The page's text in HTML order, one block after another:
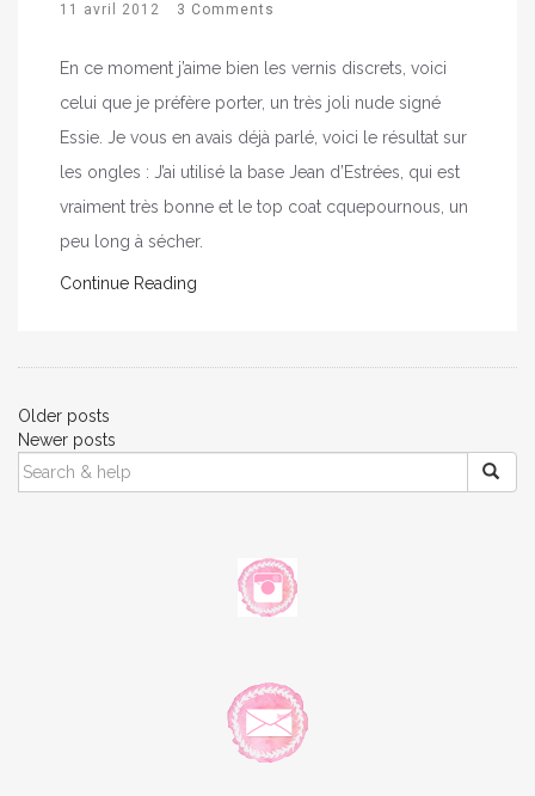
11 avril 2012 3 Comments
En ce moment j’aime bien les vernis discrets, voici
celui que je préfère porter, un très joli nude signé
Essie. Je vous en avais déjà parlé, voici le résultat sur
les ongles : J’ai utilisé la base Jean d’Estrées, qui est
vraiment très bonne et le top coat cquepournous, un
peu long à sécher.
Continue Reading
Posts
navigation
Older posts
Newer posts
SEARCH
FOR: